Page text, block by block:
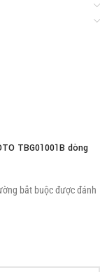
TBG01001B dòng
bắt buộc được đánh